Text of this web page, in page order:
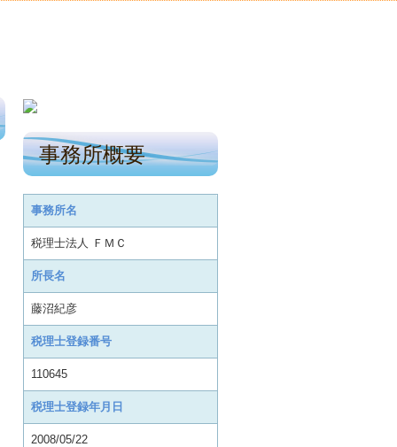
事務所概要
事務所名
税理士法人 ＦＭＣ
所長名
藤沼紀彦
税理士登録番号
110645
税理士登録年月日
2008/05/22